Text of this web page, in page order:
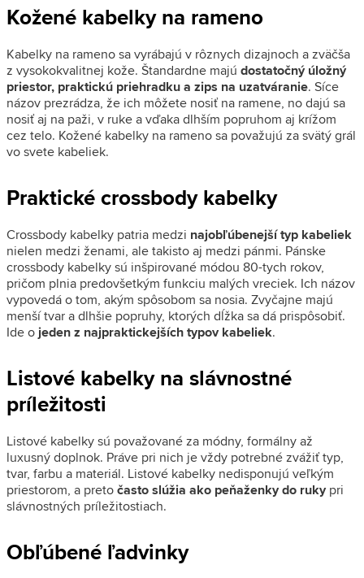
Kožené kabelky na rameno
Kabelky na rameno sa vyrábajú v rôznych dizajnoch a zväčša
z vysokokvalitnej kože. Štandardne majú dostatočný úložný
priestor, praktickú priehradku a zips na uzatváranie. Síce
názov prezrádza, že ich môžete nosiť na ramene, no dajú sa
nosiť aj na paži, v ruke a vďaka dlhším popruhom aj krížom
cez telo. Kožené kabelky na rameno sa považujú za svätý grál
vo svete kabeliek.
Praktické crossbody kabelky
Crossbody kabelky patria medzi najobľúbenejší typ kabeliek
nielen medzi ženami, ale takisto aj medzi pánmi. Pánske
crossbody kabelky sú inšpirované módou 80-tych rokov,
pričom plnia predovšetkým funkciu malých vreciek. Ich názov
vypovedá o tom, akým spôsobom sa nosia. Zvyčajne majú
menší tvar a dlhšie popruhy, ktorých dĺžka sa dá prispôsobiť.
Ide ojeden z najpraktickejších typov kabeliek.
Listové kabelky na slávnostné
príležitosti
Listové kabelky sú považované za módny, formálny až
luxusný doplnok. Práve pri nich je vždy potrebné zvážiť typ,
tvar, farbu a materiál. Listové kabelky nedisponujú veľkým
priestorom, a pretočasto slúžia ako peňaženky do rukypri
slávnostných príležitostiach.
Obľúbené ľadvinky